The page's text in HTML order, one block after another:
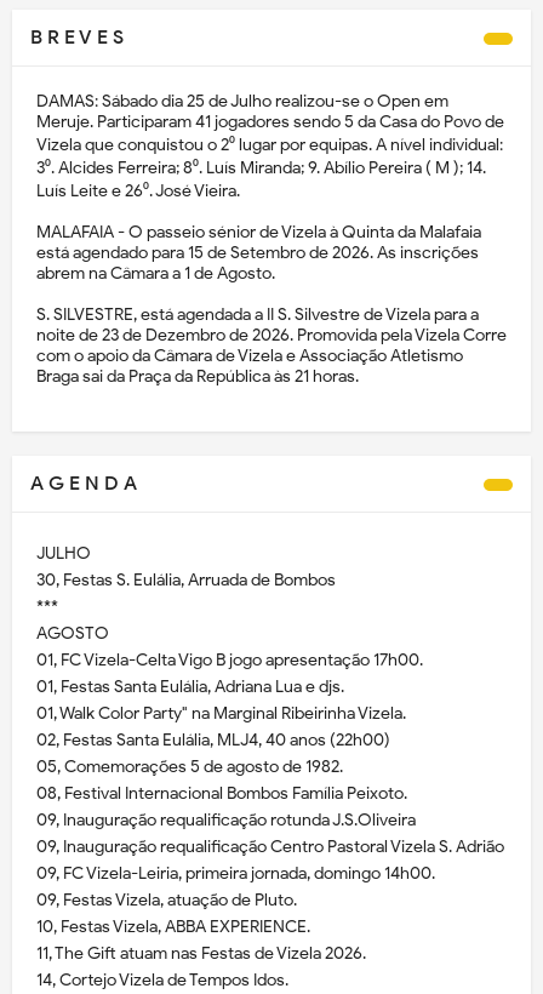
B R E V E S
DAMAS: Sábado dia 25 de Julho realizou-se o Open em
Meruje. Participaram 41 jogadores sendo 5 da Casa do Povo de
Vizela que conquistou o 2⁰ lugar por equipas. A nível individual:
3⁰. Alcides Ferreira; 8⁰. Luís Miranda; 9. Abílio Pereira ( M ); 14.
Luís Leite e 26⁰. José Vieira.
MALAFAIA - O passeio sénior de Vizela à Quinta da Malafaia
está agendado para 15 de Setembro de 2026. As inscrições
abrem na Câmara a 1 de Agosto.
S. SILVESTRE, está agendada a II S. Silvestre de Vizela para a
noite de 23 de Dezembro de 2026. Promovida pela Vizela Corre
com o apoio da Câmara de Vizela e Associação Atletismo
Braga sai da Praça da República às 21 horas.
A G E N D A
JULHO
30, Festas S. Eulália, Arruada de Bombos
***
AGOSTO
01, FC Vizela-Celta Vigo B jogo apresentação 17h00.
01, Festas Santa Eulália, Adriana Lua e djs.
01, Walk Color Party" na Marginal Ribeirinha Vizela.
02, Festas Santa Eulália, MLJ4, 40 anos (22h00)
05, Comemorações 5 de agosto de 1982.
08, Festival Internacional Bombos Família Peixoto.
09, Inauguração requalificação rotunda J.S.Oliveira
09, Inauguração requalificação Centro Pastoral Vizela S. Adrião
09, FC Vizela-Leiria, primeira jornada, domingo 14h00.
09, Festas Vizela, atuação de Pluto.
10, Festas Vizela, ABBA EXPERIENCE.
11, The Gift atuam nas Festas de Vizela 2026.
14, Cortejo Vizela de Tempos Idos.